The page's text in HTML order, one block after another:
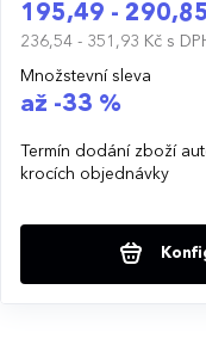
195,49 -
236,54 - 351,93 Kč s
Množstevní sleva
až -33 %
Termín dodání zboží
krocích objednávky